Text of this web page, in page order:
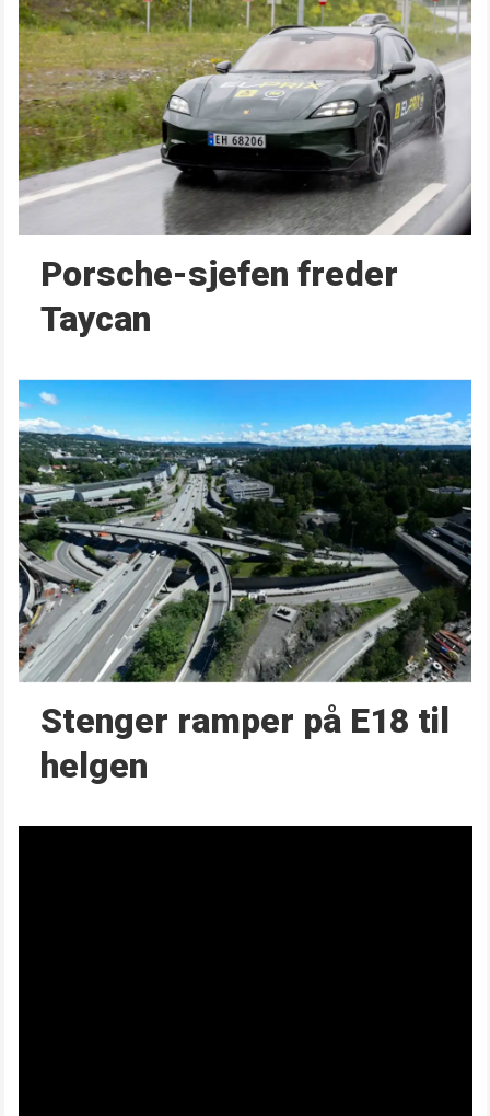
Porsche-sjefen freder
Taycan
Stenger ramper på E18 til
helgen